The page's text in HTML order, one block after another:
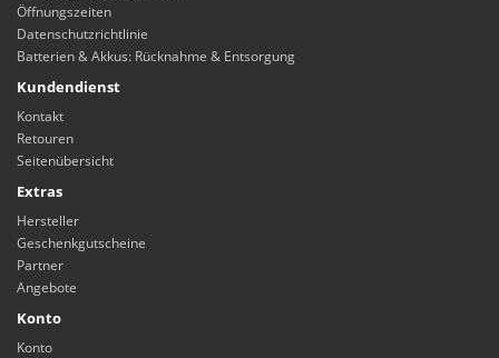
Öffnungszeiten
Datenschutzrichtlinie
Batterien & Akkus: Rücknahme & Entsorgung
Kundendienst
Kontakt
Retouren
Seitenübersicht
Extras
Hersteller
Geschenkgutscheine
Partner
Angebote
Konto
Konto